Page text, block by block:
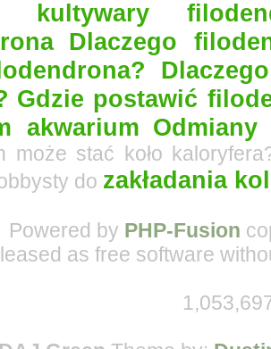
kultywary
Dlaczego
Gdzie postawić
akwarium
może stać koło
do zakładania
Powered by PHP-Fusion
as free software